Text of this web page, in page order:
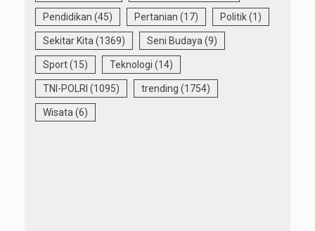
Pendidikan (45) Pertanian (17) Politik(1)
Sekitar Kita(1369) Seni Budaya(9)
Sport(15) Teknologi (14)
TNI-POLRI (1095) trending (1754)
Wisata(6)